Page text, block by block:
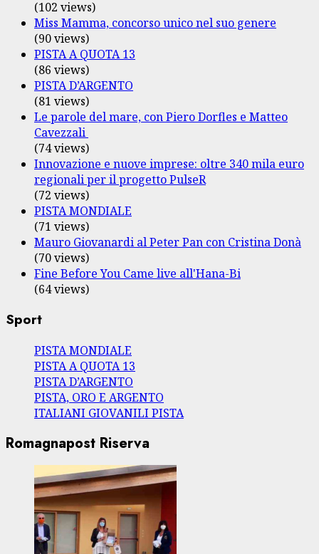
(102 views)
Miss Mamma, concorso unico nel suo genere
(90 views)
PISTA A QUOTA 13
(86 views)
PISTA D’ARGENTO
(81 views)
Le parole del mare, con Piero Dorfles e Matteo
Cavezzali
(74 views)
Innovazione e nuove imprese: oltre 340 mila euro
regionali per il progetto PulseR
(72 views)
PISTA MONDIALE
(71 views)
Mauro Giovanardi al Peter Pan con Cristina Donà
(70 views)
Fine Before You Came live all'Hana-Bi
(64 views)
Sport
PISTA MONDIALE
PISTA A QUOTA 13
PISTA D’ARGENTO
PISTA, ORO E ARGENTO
ITALIANI GIOVANILI PISTA
Romagnapost Riserva